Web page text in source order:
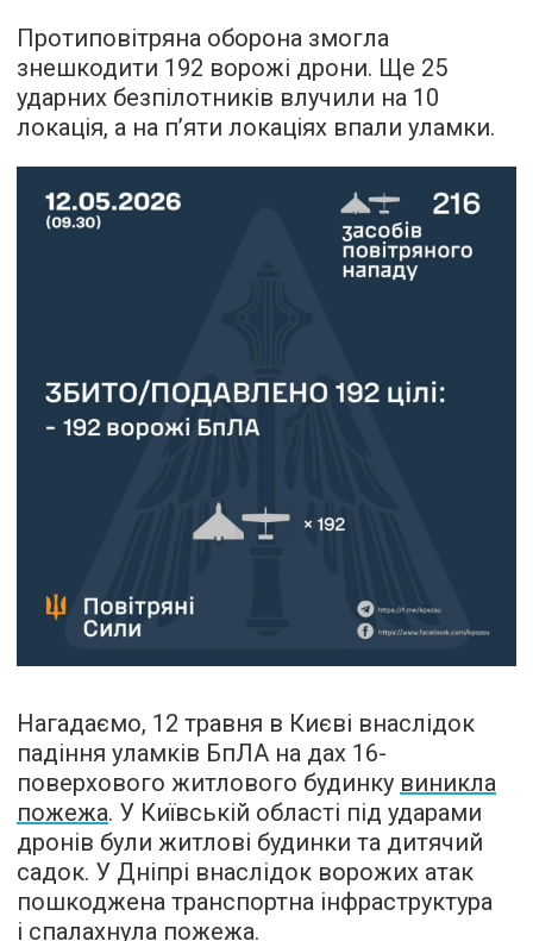
Протиповітряна оборона змогла
знешкодити 192 ворожі дрони. Ще 25
ударних безпілотників влучили на 10
локація, а на п’яти локаціях впали уламки.
Нагадаємо, 12 травня в Києві внаслідок
падіння уламків БпЛА на дах 16-
поверхового житлового будинку виникла
пожежа. У Київській області під ударами
дронів були житлові будинки та дитячий
садок. У Дніпрі внаслідок ворожих атак
пошкоджена транспортна інфраструктура
і спалахнула пожежа.